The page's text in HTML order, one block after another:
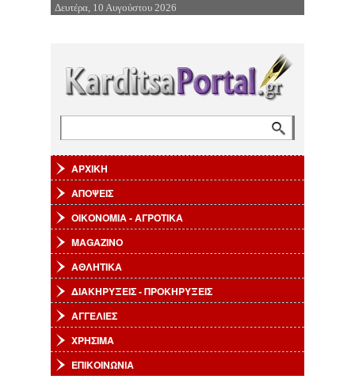
Επιστροφή στην Πλοήγηση
Δευτέρα, 10 Αυγούστου 2026
ΑΡΧΙΚΗ
ΑΠΟΨΕΙΣ
ΟΙΚΟΝΟΜΙΑ - ΑΓΡΟΤΙΚΑ
MAGAZINO
ΑΘΛΗΤΙΚΑ
ΔΙΑΚΗΡΥΞΕΙΣ - ΠΡΟΚΗΡΥΞΕΙΣ
ΑΓΓΕΛΙΕΣ
ΧΡΗΣΙΜΑ
ΕΠΙΚΟΙΝΩΝΙΑ